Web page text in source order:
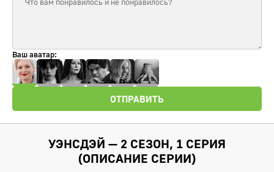
Ваш аватар:
ОТПРАВИТЬ
УЭНСДЭЙ — 2 СЕЗОН, 1 СЕРИЯ
(ОПИСАНИЕ СЕРИИ)